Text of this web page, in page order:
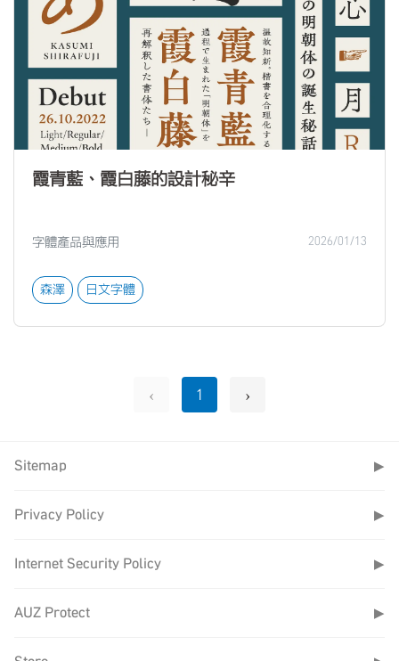
霞青藍、霞白藤的設計秘辛
字體產品與應用 2026/01/13
森澤 日文字體
‹ 1 ›
Sitemap ▶
Privacy Policy ▶
Internet Security Policy ▶
AUZ Protect ▶